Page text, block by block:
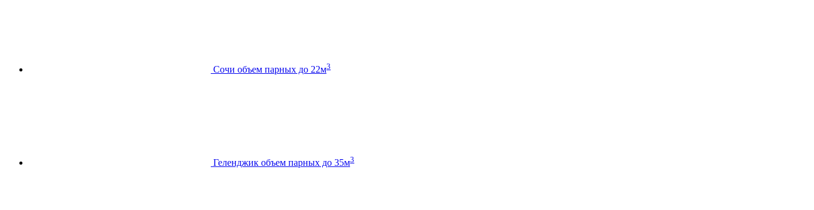
Сочи объем парных до 22м3
Геленджик объем парных до 35м3